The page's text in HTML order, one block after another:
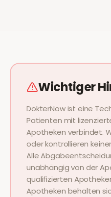
Wichtiger
DokterNow ist eine
Patienten mit
Apotheken verbindet.
oder kontrollieren
Alle
unabhängig von der
qualifizierten
Apotheken behalten